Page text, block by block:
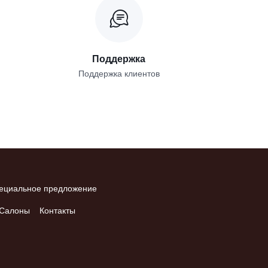
Поддержка
Поддержка клиентов
предложение
Контакты